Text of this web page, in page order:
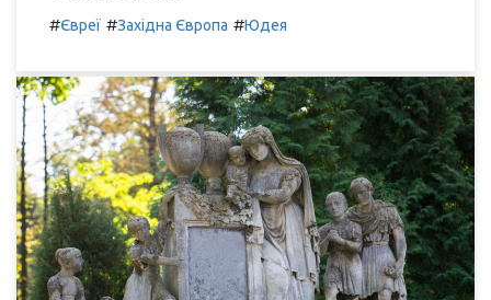
#Євреї #Західна Європа #Юдея